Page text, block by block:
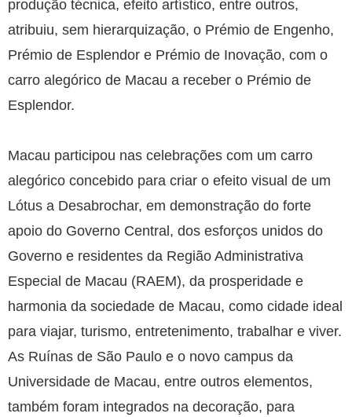
produção técnica, efeito artístico, entre outros,
atribuiu, sem hierarquização, o Prémio de Engenho,
Prémio de Esplendor e Prémio de Inovação, com o
carro alegórico de Macau a receber o Prémio de
Esplendor.
Macau participou nas celebrações com um carro
alegórico concebido para criar o efeito visual de um
Lótus a Desabrochar, em demonstração do forte
apoio do Governo Central, dos esforços unidos do
Governo e residentes da Região Administrativa
Especial de Macau (RAEM), da prosperidade e
harmonia da sociedade de Macau, como cidade ideal
para viajar, turismo, entretenimento, trabalhar e viver.
As Ruínas de São Paulo e o novo campus da
Universidade de Macau, entre outros elementos,
também foram integrados na decoração, para